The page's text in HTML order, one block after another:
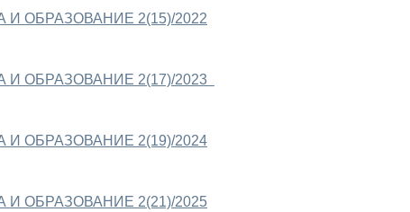
ОБРАЗОВАНИЕ 2(15)/2022
ОБРАЗОВАНИЕ 2(17)/2023
ОБРАЗОВАНИЕ 2(19)/2024
ОБРАЗОВАНИЕ 2(21)/2025